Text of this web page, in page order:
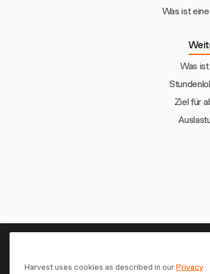
Was ist
Was
Ziel für
Harvest uses cookies as described in ourPrivacy